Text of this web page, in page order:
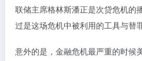
联储主席格林斯潘正是次贷危机的
过是这场危机中被利用的工具与替
意外的是，金融危机最严重的时候